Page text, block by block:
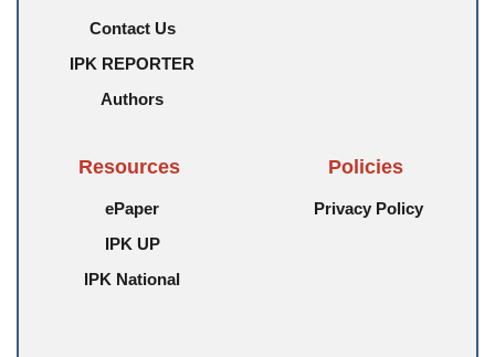
Contact Us
IPK REPORTER
Authors
Resources
ePaper
IPK UP
IPK National
Policies
Privacy Policy